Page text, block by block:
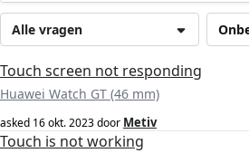
Alle vragen
Touch screen not responding
Huawei Watch GT (46 mm)
asked 16 okt. 2023door Metiv
Touch is not working